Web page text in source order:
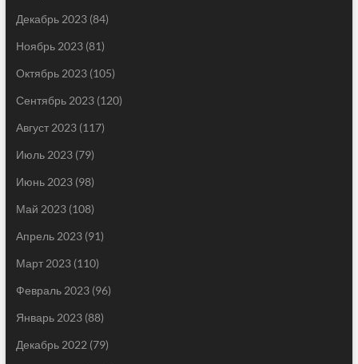
Декабрь 2023(84)
Ноябрь 2023(81)
Октябрь 2023(105)
Сентябрь 2023(120)
Август 2023(117)
Июль 2023(79)
Июнь 2023(98)
Май 2023(108)
Апрель 2023(91)
Март 2023(110)
Февраль 2023(96)
Январь 2023(88)
Декабрь 2022 (79)